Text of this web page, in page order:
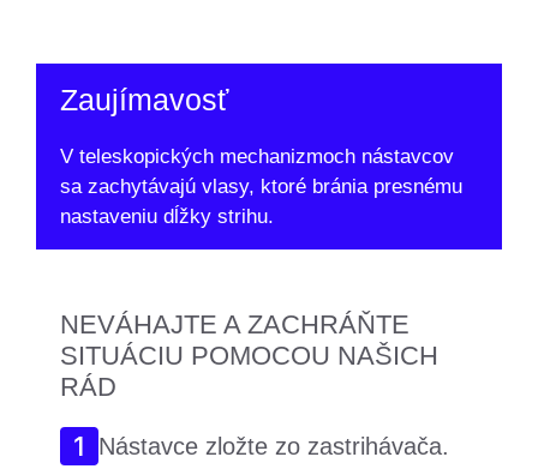
Zaujímavosť
V teleskopických mechanizmoch nástavcov
sa zachytávajú vlasy, ktoré bránia presnému
nastaveniu dĺžky strihu.
NEVÁHAJTE A ZACHRÁŇTE
SITUÁCIU POMOCOU NAŠICH
RÁD
Nástavce zložte zo zastrihávača.